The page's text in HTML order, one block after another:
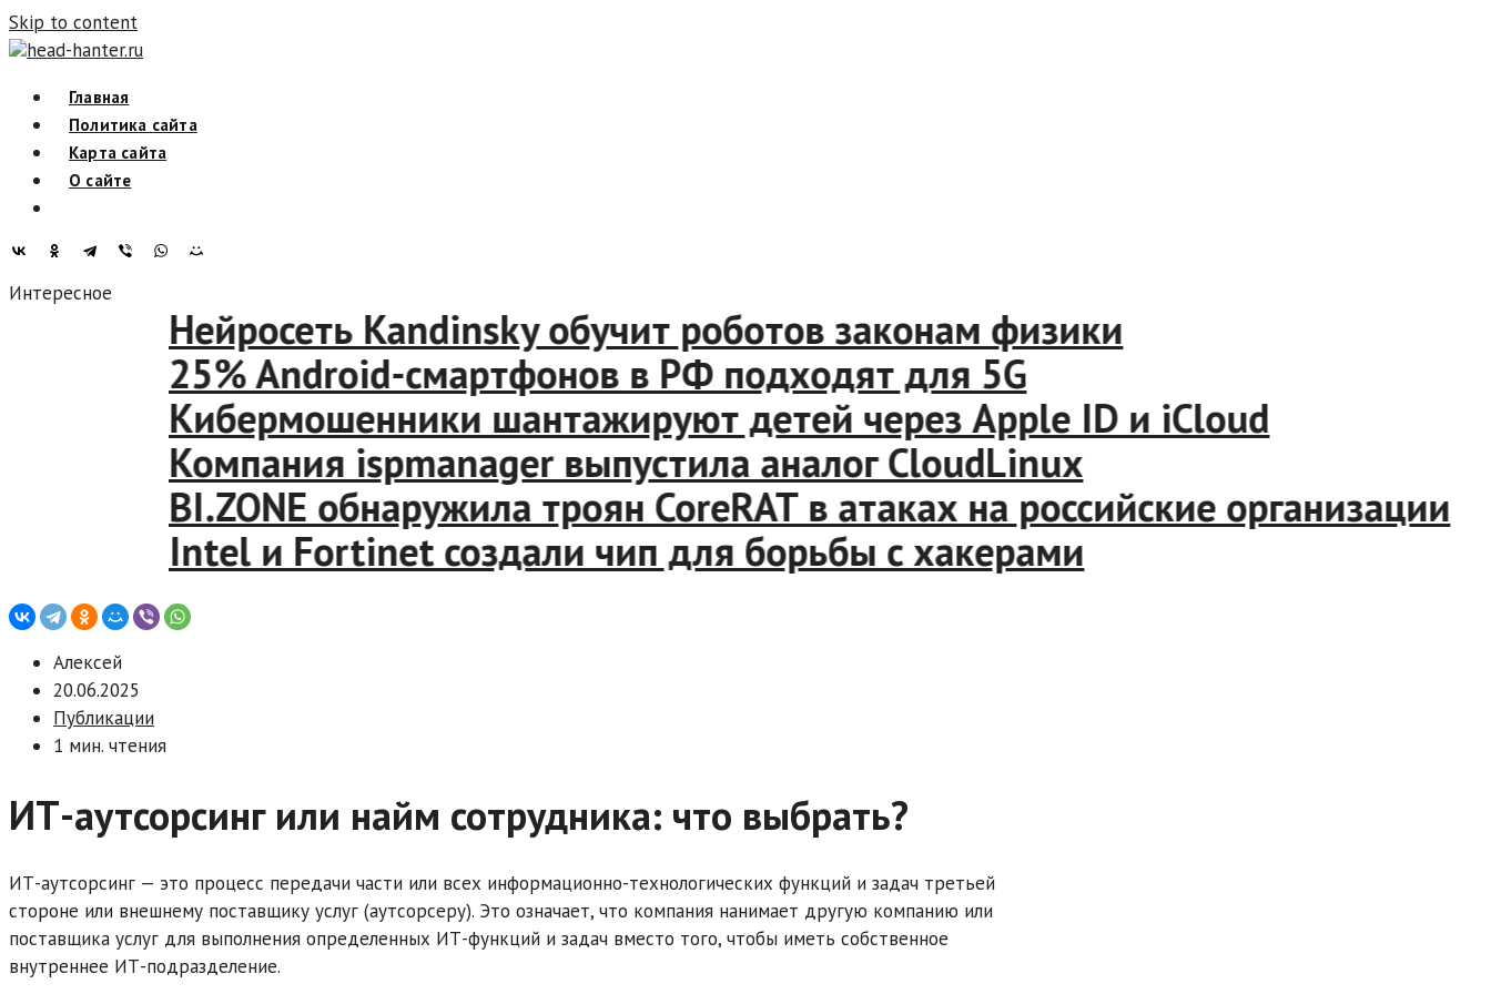
Skip to content
head-hanter.ru
Главная
Политика сайта
Карта сайта
О сайте
Интересное
Нейросеть Kandinsky обучит роботов законам физики
25% Android-смартфонов в РФ подходят для 5G
Кибермошенники шантажируют детей через Apple ID и iCloud
Компания ispmanager выпустила аналог CloudLinux
BI.ZONE обнаружила троян CoreRAT в атаках на российские организации
Intel и Fortinet создали чип для борьбы с хакерами
Алексей
20.06.2025
Публикации
1 мин. чтения
ИТ-аутсорсинг или найм сотрудника: что выбрать?
ИТ-аутсорсинг — это процесс передачи части или всех информационно-технологических функций и задач третьей
стороне или внешнему поставщику услуг (аутсорсеру). Это означает, что компания нанимает другую компанию или
поставщика услуг для выполнения определенных ИТ-функций и задач вместо того, чтобы иметь собственное
внутреннее ИТ-подразделение.